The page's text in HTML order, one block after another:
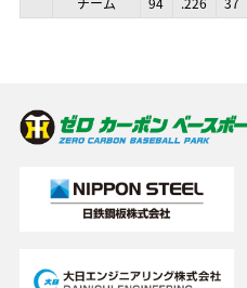
チーム
94 .226 37
チーム
94 .226 37